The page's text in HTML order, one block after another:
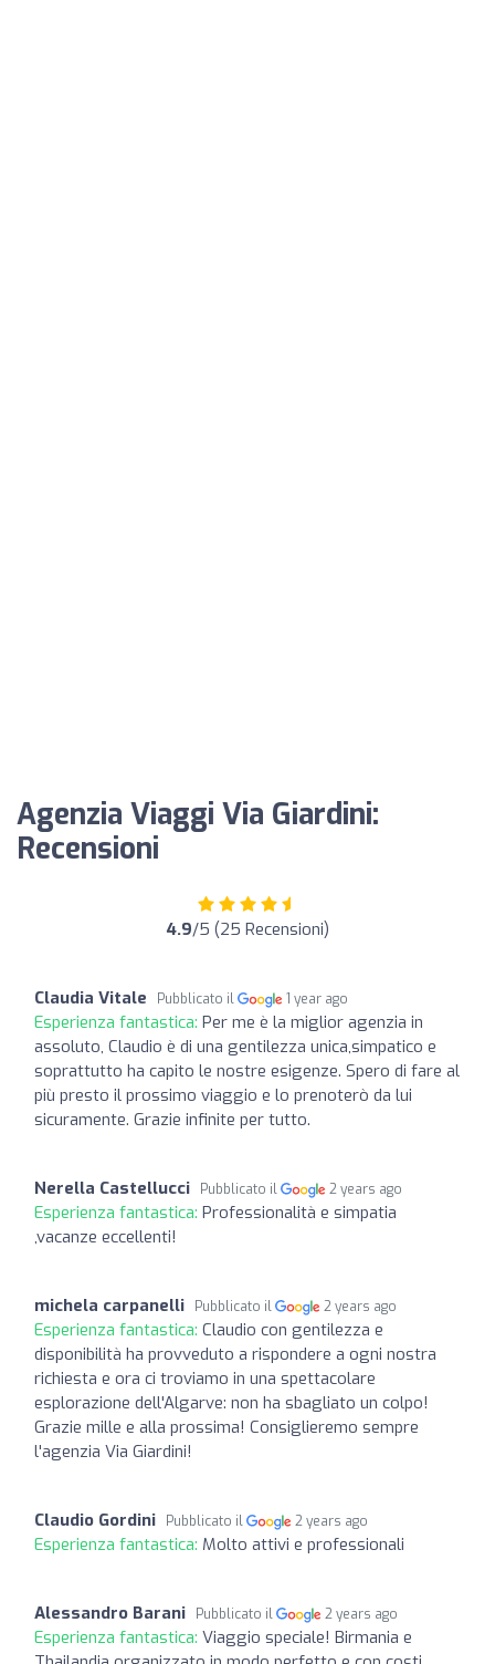
Agenzia Viaggi Via Giardini:
Recensioni
4.9/5 (25 Recensioni)
Claudia Vitale Pubblicato il 1 year ago
Esperienza fantastica: Per me è la miglior agenzia in
assoluto, Claudio è di una gentilezza unica,simpatico e
soprattutto ha capito le nostre esigenze. Spero di fare al
più presto il prossimo viaggio e lo prenoterò da lui
sicuramente. Grazie infinite per tutto.
Nerella Castellucci Pubblicato il 2 years ago
Esperienza fantastica: Professionalità e simpatia
,vacanze eccellenti!
michela carpanelli Pubblicato il 2 years ago
Esperienza fantastica: Claudio con gentilezza e
disponibilità ha provveduto a rispondere a ogni nostra
richiesta e ora ci troviamo in una spettacolare
esplorazione dell'Algarve: non ha sbagliato un colpo!
Grazie mille e alla prossima! Consiglieremo sempre
l'agenzia Via Giardini!
Claudio Gordini Pubblicato il 2 years ago
Esperienza fantastica: Molto attivi e professionali
Alessandro Barani Pubblicato il 2 years ago
Esperienza fantastica: Viaggio speciale! Birmania e